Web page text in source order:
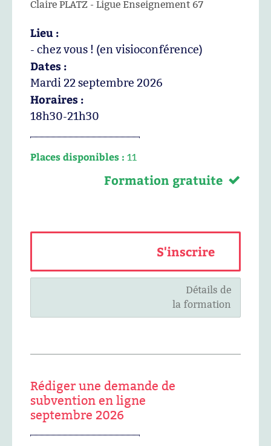
Claire PLATZ - Ligue Enseignement 67
Lieu :
- chez vous ! (en visioconférence)
Dates :
Mardi 22 septembre 2026
Horaires :
18h30-21h30
Places disponibles : 11
Formation gratuite
S'inscrire
Détails de
la formation
Rédiger une demande de
subvention en ligne
septembre 2026